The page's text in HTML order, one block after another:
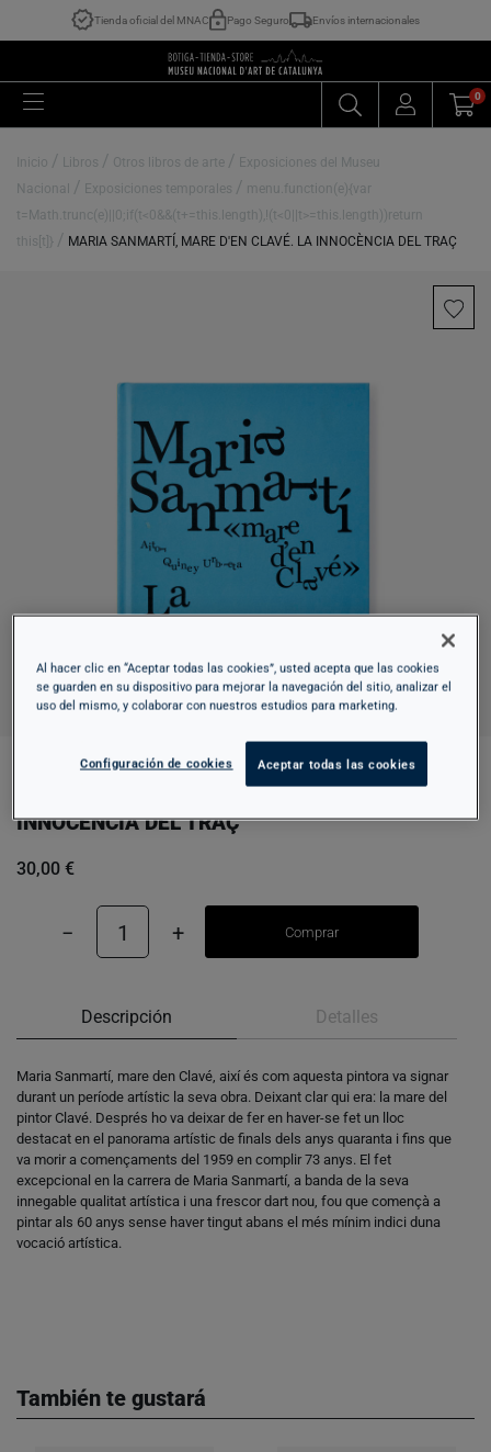
Tienda oficial del MNAC Pago Seguro Envíos internacionales
0
Inicio / Libros / Otros libros de arte / Exposiciones del Museu
Nacional / Exposiciones temporales / menu.function(e){var
t=Math.trunc(e)||0;if(t<0&&(t+=this.length),!(t<0||t>=this.length))return
this[t]} / MARIA SANMARTÍ, MARE D'EN CLAVÉ. LA INNOCÈNCIA DEL TRAÇ
INNOCÈNCIA DEL TRAÇ
30,00 €
− 1 + Comprar
Descripción Detalles
Maria Sanmartí, mare den Clavé, així és com aquesta pintora va signar
durant un període artístic la seva obra. Deixant clar qui era: la mare del
pintor Clavé. Després ho va deixar de fer en haver-se fet un lloc
destacat en el panorama artístic de finals dels anys quaranta i fins que
va morir a començaments del 1959 en complir 73 anys. El fet
excepcional en la carrera de Maria Sanmartí, a banda de la seva
innegable qualitat artística i una frescor dart nou, fou que començà a
pintar als 60 anys sense haver tingut abans el més mínim indici duna
vocació artística.
También te gustará
Al hacer clic en “Aceptar todas las cookies”, usted acepta que las cookies
se guarden en su dispositivo para mejorar la navegación del sitio, analizar el
uso del mismo, y colaborar con nuestros estudios para marketing.
Configuración de cookies Aceptar todas las cookies